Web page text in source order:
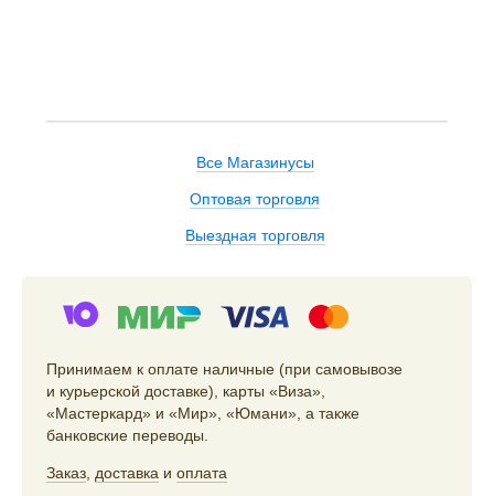
Все Магазинусы
Оптовая торговля
Выездная торговля
Принимаем к оплате наличные (при самовывозе
и курьерской доставке), карты «Виза»,
«Мастеркард» и «Мир», «Юмани», а также
банковские переводы.
Заказ доставка и оплата